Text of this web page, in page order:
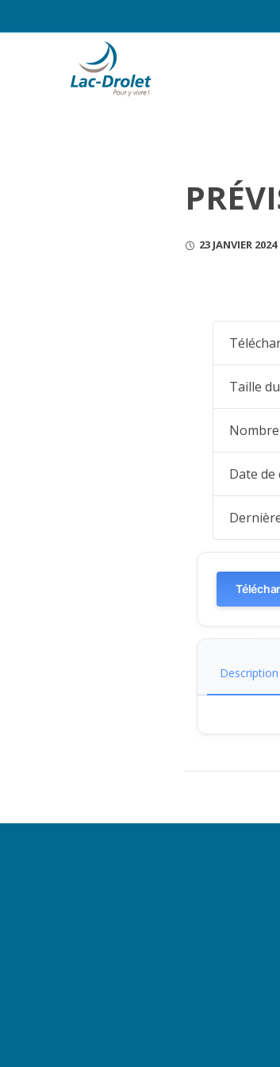
23 JANVIER 2024
Taille
Date
Description